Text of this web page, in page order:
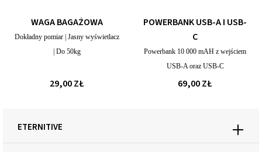
WAGA BAGAŻOWA
Dokładny pomiar | Jasny wyświetlacz
| Do 50kg
29,00 ZŁ
POWERBANK USB-A I USB-
C
Powerbank 10 000 mAH z wejściem
USB-A oraz USB-C
69,00 ZŁ
ETERNITIVE